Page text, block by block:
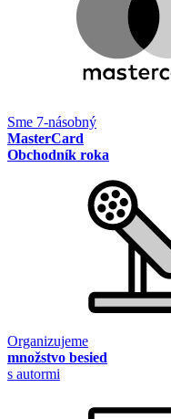
Sme 7-násobný
MasterCard
Obchodník roka
Organizujeme
množstvo besied
s autormi